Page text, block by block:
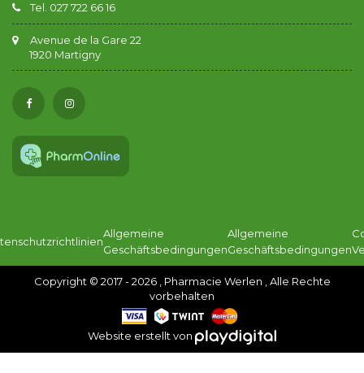
Tel. 027 722 66 16
Avenue de la Gare 22
1920 Martigny
Allgemeine
Geschäftsbedingungen
Allgemeine
Geschäftsbedingungen
Copyright © 2017 - 2026 , Pharmacie Werlen , Alle Rechte
vorbehalten
Website erstellt von